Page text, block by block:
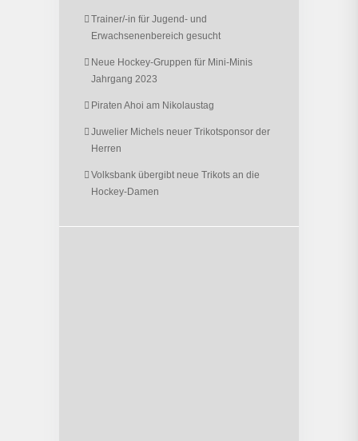
Trainer/-in für Jugend- und
Erwachsenenbereich gesucht
Neue Hockey-Gruppen für Mini-Minis
Jahrgang 2023
Piraten Ahoi am Nikolaustag
Juwelier Michels neuer Trikotsponsor der
Herren
Volksbank übergibt neue Trikots an die
Hockey-Damen